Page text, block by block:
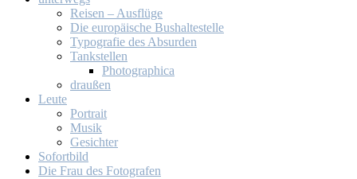
Rei­sen – Aus­flü­ge
Die eu­ro­päi­sche Bus­hal­te­stel­le
Ty­po­gra­fie des Ab­sur­den
Tank­stel­len
Pho­to­gra­phi­ca
drau­ßen
Leu­te
Por­trait
Mu­sik
Ge­sich­ter
So­fort­bild
Die Frau des Fo­to­gra­fen